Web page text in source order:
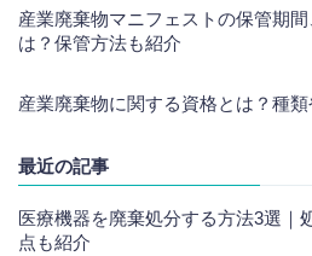
産業廃棄物マニフェストの保管期
は？保管方法も紹介
産業廃棄物に関する資格とは？種
最近の記事
医療機器を廃棄処分する方法3選｜
点も紹介